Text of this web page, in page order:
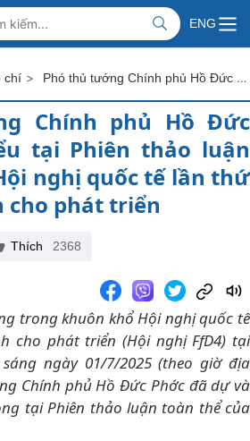
NAM
AFFAIRS
ENG
chí > Phó thủ tướng Chính phủ Hồ Đức Phớc phát biểu tại Phiên thảo luận toàn thể của Hội nghị quốc tế lần thứ tư về tài chính cho phát triển
Chính phủ Hồ Đức
tại Phiên thảo luận
nghị quốc tế lần thứ
cho phát triển
Thích 2368
trong khuôn khổ Hội nghị quốc tế
cho phát triển (Hội nghị FfD4) tại
sáng ngày 01/7/2025 (theo giờ địa
Chính phủ Hồ Đức Phớc đã dự và
tại Phiên thảo luận toàn thể của